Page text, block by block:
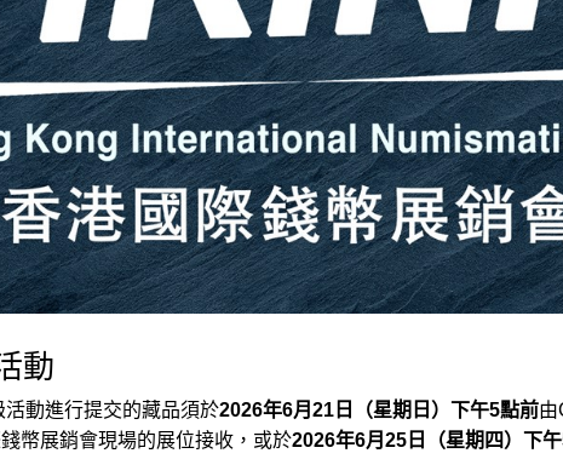
動
活動進行提交的藏品須於2026年6月21日（星期日）下午5點前由
幣展銷會現場的展位接收，或於2026年6月25日（星期四）下